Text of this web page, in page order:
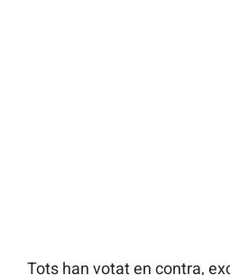
Tots han votat en contra,